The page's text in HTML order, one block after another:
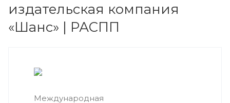
издательская компания
«Шанс» | РАСПП